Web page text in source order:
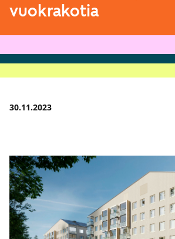
vuokrakotia
30.11.2023